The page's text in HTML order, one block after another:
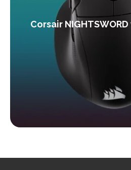
Corsair